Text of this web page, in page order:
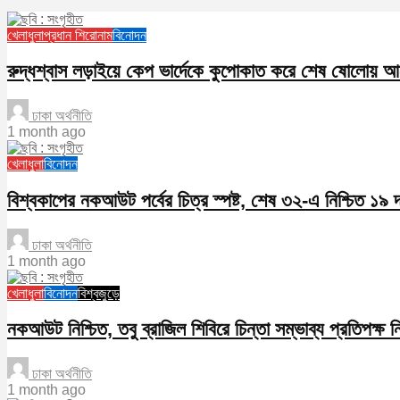
খেলাধুলাপ্রধান শিরোনামবিনোদন
রুদ্ধশ্বাস লড়াইয়ে কেপ ভার্দেকে কুপোকাত করে শেষ ষোলোয়
ঢাকা অর্থনীতি
1 month ago
খেলাধুলাবিনোদন
বিশ্বকাপের নকআউট পর্বের চিত্র স্পষ্ট, শেষ ৩২-এ নিশ্চিত ১৯
ঢাকা অর্থনীতি
1 month ago
খেলাধুলাবিনোদনবিশ্বজুড়ে
নকআউট নিশ্চিত, তবু ব্রাজিল শিবিরে চিন্তা সম্ভাব্য প্রতিপক্ষ
ঢাকা অর্থনীতি
1 month ago